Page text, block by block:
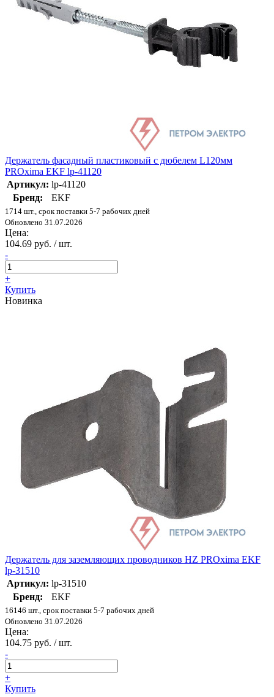
Держатель фасадный пластиковый с дюбелем L120мм
PROxima EKF lp-41120
Артикул: lp-41120
Бренд:
EKF
1714 шт., срок поставки 5-7 рабочих дней
Обновлено 31.07.2026
Цена:
104.69 руб. / шт.
-
+
Купить
Новинка
Держатель для заземляющих проводников HZ PROxima EKF
lp-31510
Артикул: lp-31510
Бренд:
EKF
16146 шт., срок поставки 5-7 рабочих дней
Обновлено 31.07.2026
Цена:
104.75 руб. / шт.
-
+
Купить